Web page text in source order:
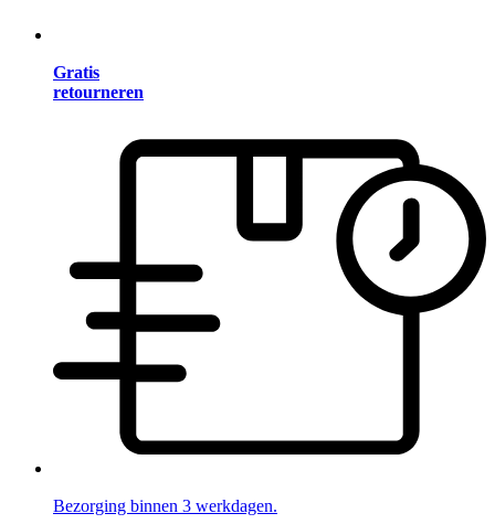
Gratis
retourneren
Bezorging binnen 3 werkdagen.